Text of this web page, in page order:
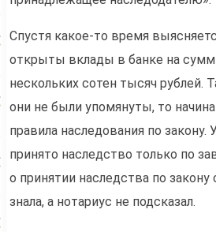
Спустя какое-то время
открыты вклады в банке на
нескольких сотен тысяч рублей.
они не были упомянуты, то
правила наследования по
принято наследство только по
о принятии наследства по закону
знала, а нотариус не подсказал.